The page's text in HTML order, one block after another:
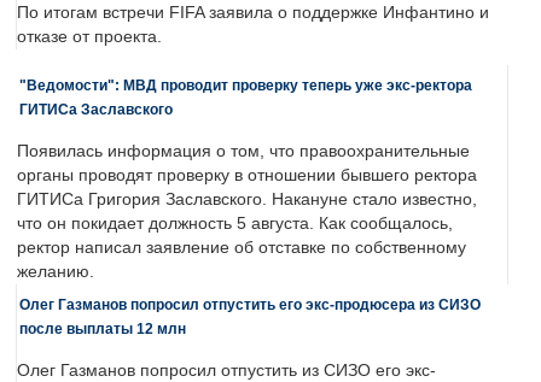
По итогам встречи FIFA заявила о поддержке Инфантино и
отказе от проекта.
"Ведомости": МВД проводит проверку теперь уже экс-ректора
ГИТИСа Заславского
Появилась информация о том, что правоохранительные
органы проводят проверку в отношении бывшего ректора
ГИТИСа Григория Заславского. Накануне стало известно,
что он покидает должность 5 августа. Как сообщалось,
ректор написал заявление об отставке по собственному
желанию.
Олег Газманов попросил отпустить его экс-продюсера из СИЗО
после выплаты 12 млн
Олег Газманов попросил отпустить из СИЗО его экс-